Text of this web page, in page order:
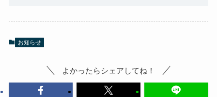
お知らせ
よかったらシェアしてね！